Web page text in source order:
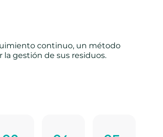
continuo, un método
gestión de sus residuos.